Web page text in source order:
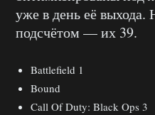
уже в день её выхода.
подсчётом — их 39.
Battlefield 1
Bound
Call Of Duty: Black Ops 3